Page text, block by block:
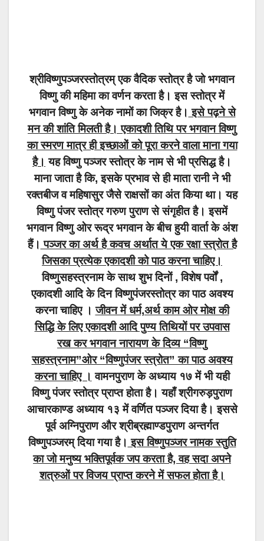
श्रीविष्णुपञ्जरस्तोत्रम् एक वैदिक स्तोत्र है जो भगवान
विष्णु की महिमा का वर्णन करता है। इस स्तोत्र में
भगवान विष्णु के अनेक नामों का जिक्र है। इसे पढ़ने से
मन की शांति मिलती है। एकादशी तिथि पर भगवान विष्णु
का स्मरण मात्र ही इच्छाओं को पूरा करने वाला माना गया
है। यह विष्णु पञ्जर स्तोत्र के नाम से भी प्रसिद्ध है।
माना जाता है कि, इसके प्रभाव से ही माता रानी ने भी
रक्तबीज व महिषासुर जैसे राक्षसों का अंत किया था। यह
विष्णु पंजर स्तोत्र गरुण पुराण से संगृहीत है। इसमें
भगवान विष्णु ओर रूद्र भगवान के बीच हुयी वार्ता के अंश
हैं। पञ्जर का अर्थ है कवच अर्थात ये एक रक्षा स्त्रोत है
जिसका प्रत्येक एकादशी को पाठ करना चाहिए।
विष्णुसहस्त्रनाम के साथ शुभ दिनों , विशेष पर्वों ,
एकादशी आदि के दिन विष्णुपंजरस्तोत्र का पाठ अवश्य
करना चाहिए ।जीवन में धर्म,अर्थ काम ओर मोक्ष की
सिद्धि के लिए एकादशी आदि पुण्य तिथियों पर उपवास
रख कर भगवान नारायण के दिव्य “विष्णु
सहस्त्रनाम”ओर “विष्णुपंजर स्त्रोत” का पाठ अवश्य
करना चाहिए । वामनपुराण के अध्याय १७ में भी यही
विष्णु पंजर स्तोत्र प्राप्त होता है। यहाँ श्रीगरुड़पुराण
आचारकाण्ड अध्याय १३ में वर्णित पञ्जर दिया है। इससे
पूर्व अग्निपुराण और श्रीब्रह्माण्डपुराण अन्तर्गत
विष्णुपञ्जरम् दिया गया है। इस विष्णुपञ्जर नामक स्तुति
का जो मनुष्य भक्तिपूर्वक जप करता है, वह सदा अपने
शत्रुओं पर विजय प्राप्त करने में सफल होता है।